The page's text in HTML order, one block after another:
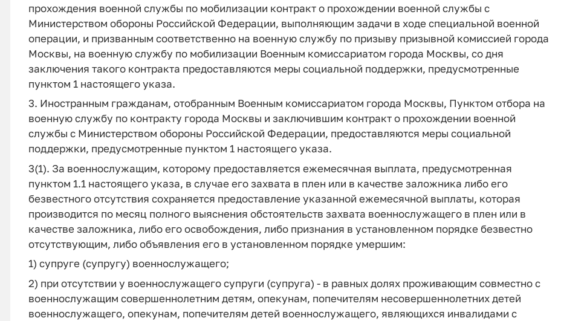
прохождения военной службы по мобилизации контракт о прохождении военной службы с
Министерством обороны Российской Федерации, выполняющим задачи в ходе специальной военной
операции, и призванным соответственно на военную службу по призыву призывной комиссией города
Москвы, на военную службу по мобилизации Военным комиссариатом города Москвы, со дня
заключения такого контракта предоставляются меры социальной поддержки, предусмотренные
пунктом 1 настоящего указа.
3. Иностранным гражданам, отобранным Военным комиссариатом города Москвы, Пунктом отбора на
военную службу по контракту города Москвы и заключившим контракт о прохождении военной
службы с Министерством обороны Российской Федерации, предоставляются меры социальной
поддержки, предусмотренные пунктом 1 настоящего указа.
3(1). За военнослужащим, которому предоставляется ежемесячная выплата, предусмотренная
пунктом 1.1 настоящего указа, в случае его захвата в плен или в качестве заложника либо его
безвестного отсутствия сохраняется предоставление указанной ежемесячной выплаты, которая
производится по месяц полного выяснения обстоятельств захвата военнослужащего в плен или в
качестве заложника, либо его освобождения, либо признания в установленном порядке безвестно
отсутствующим, либо объявления его в установленном порядке умершим:
1) супруге (супругу) военнослужащего;
2) при отсутствии у военнослужащего супруги (супруга) - в равных долях проживающим совместно с
военнослужащим совершеннолетним детям, опекунам, попечителям несовершеннолетних детей
военнослужащего, опекунам, попечителям детей военнослужащего, являющихся инвалидами с